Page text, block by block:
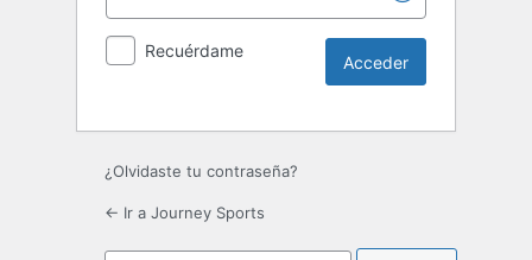
Recuérdame
¿Olvidaste tu contraseña?
← Ir a Journey Sports